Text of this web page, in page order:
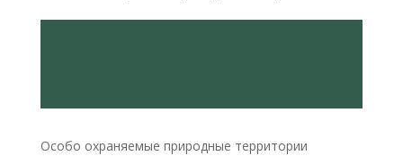
Особо охраняемые природные территории